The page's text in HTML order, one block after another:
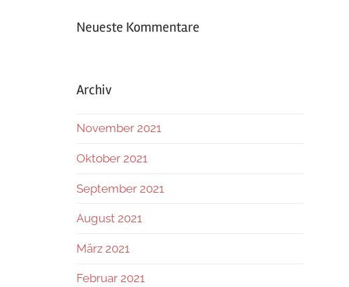
Neueste Kommentare
Archiv
November 2021
Oktober 2021
September 2021
August 2021
März 2021
Februar 2021